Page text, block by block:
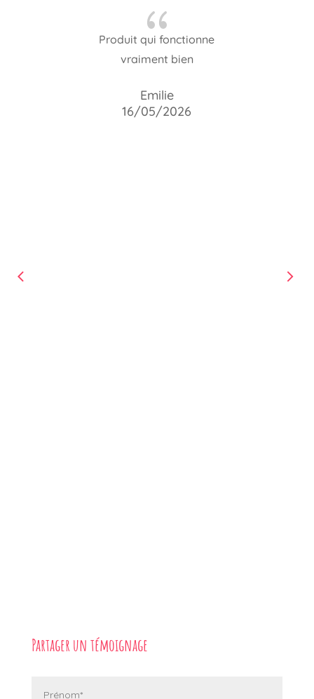
{
Produit qui fonctionne
vraiment bien
Emilie
16/05/2026
Partager un témoignage